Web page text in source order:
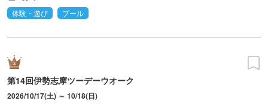
体験・遊び
プール
第14回伊勢志摩ツーデーウオーク
2026/10/17(土) ～ 10/18(日)